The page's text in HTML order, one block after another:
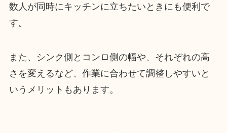
数人が同時にキッチンに立ちたいときにも便利で
す。
また、シンク側とコンロ側の幅や、それぞれの高
さを変えるなど、作業に合わせて調整しやすいと
いうメリットもあります。